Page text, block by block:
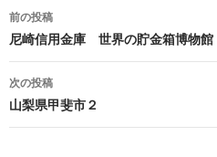
投
稿
ナ
ビ
ゲ
前の投稿
尼崎信用金庫 世界の貯金箱博物館
次の投稿
山梨県甲斐市２